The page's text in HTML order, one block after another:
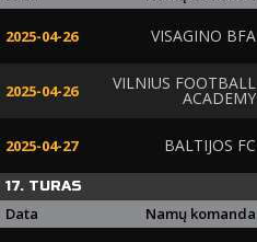
2025-04-26 VISAGINO BFA
2025-04-26 VILNIUS FOOTBALL
ACADEMY
2025-04-27 BALTIJOS FC
17. TURAS
Data Namų komanda